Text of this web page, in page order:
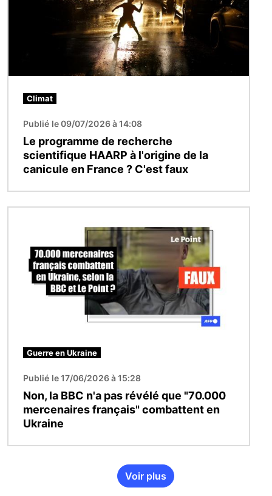
Climat
Publié le 09/07/2026 à 14:08
Le programme de recherche
scientifique HAARP à l'origine de la
canicule en France ? C'est faux
Guerre en Ukraine
Publié le 17/06/2026 à 15:28
Non, la BBC n'a pas révélé que "70.000
mercenaires français" combattent en
Ukraine
Voir plus